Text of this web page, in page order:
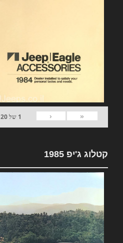
«
‹
1 של20
קטלוג ג'יפ 1985